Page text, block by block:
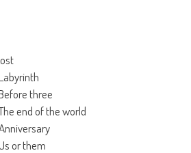
three
end of the world
or them